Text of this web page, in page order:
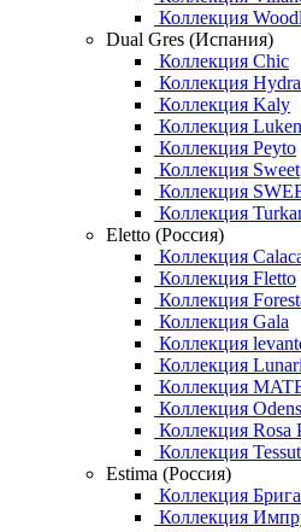
Коллекция
Dual Gres (Испания)
Коллекция Chic
Коллекция
Коллекция Kaly
Коллекция Luken
Коллекция Peyto
Коллекция Sweet
Коллекция
Коллекция
Eletto (Россия)
Коллекция
Коллекция Fletto
Коллекция
Коллекция Gala
Коллекция
Коллекция
Коллекция
Коллекция
Коллекция Rosa
Коллекция
Estima (Россия)
Коллекция
Коллекция